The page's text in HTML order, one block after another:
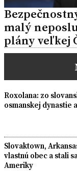
malý
plány veľkej
Roxolana: zo
osmanskej dynastie
Slovaktown,
vlastnú obec a stali
Ameriky